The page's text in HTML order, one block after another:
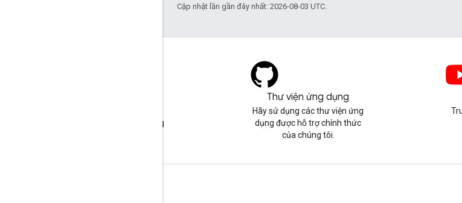
Cập nhật lần gần đây nhất: 2026-08-03 UTC.
chúng tôi để xem các thông
Thư viện ứng dụng
Hãy sử dụng các thư viện ứng
dụng được hỗ trợ chính thức
của chúng tôi.